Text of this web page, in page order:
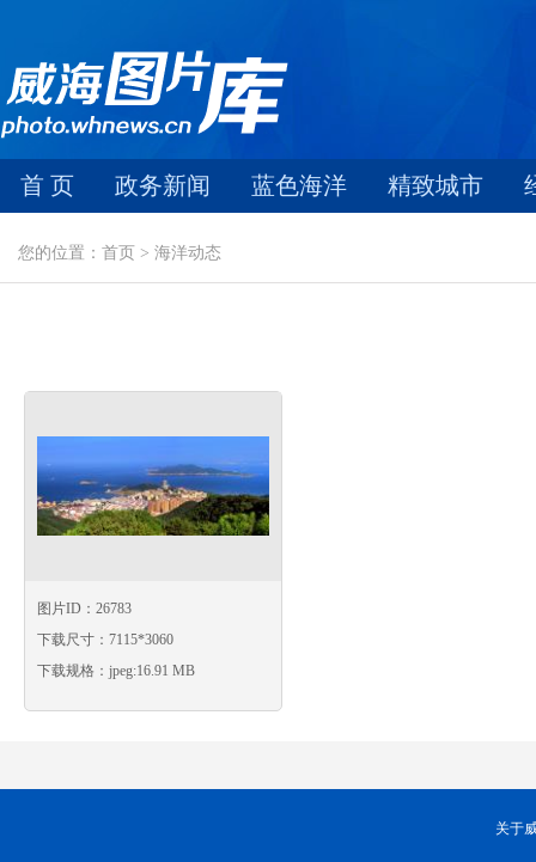
首 页 政务新闻 蓝色海洋 精致城市
您的位置：首页 > 海洋动态
图片ID：26783
下载尺寸：7115*3060
下载规格：jpeg:16.91 MB
关于